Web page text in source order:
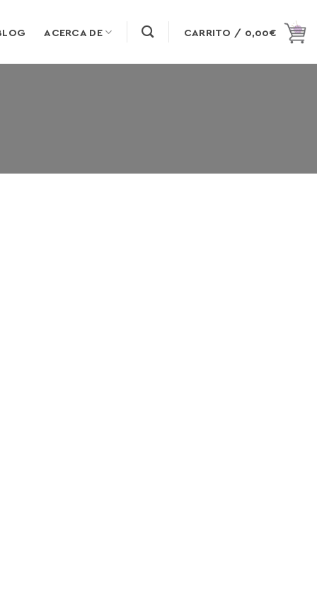
ACERCA DE CARRITO / 0,00€